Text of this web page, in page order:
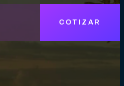
COTIZAR